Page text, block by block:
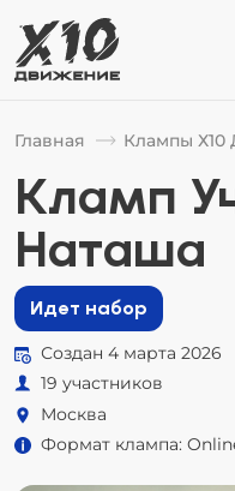
Главная Клампы
Кламп
Наташа
Идет набор
Создан 4 марта 2026
19 участников
Москва
Формат клампа: